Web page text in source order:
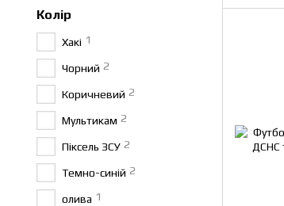
Колір
Хакі 1
Чорний 2
Коричневий 2
Мультикам 2
Піксель ЗСУ 2
Темно-синій 2
олива 1